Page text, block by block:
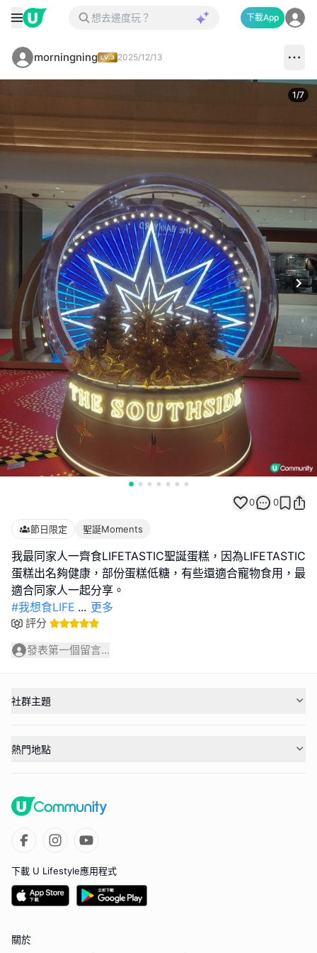
下載App
morningning 2025/12/13
1/7
0 0
節日限定 聖誕Moments
我最同家人一齊食LIFETASTIC聖誕蛋糕，因為LIFETASTIC
蛋糕出名夠健康，部份蛋糕低糖，有些還適合寵物食用，最
#我想食LIFE ... 更多
評分
發表第一個留言...
社群主題
熱門地點
下載 U Lifestyle應用程式
關於